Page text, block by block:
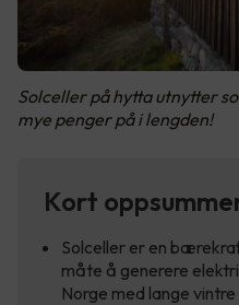
Solceller på hytta utnytter
mye penger på i lengden!
Kort
Solceller er en
måte å generere
Norge med lange